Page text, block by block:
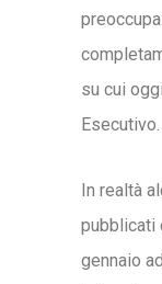
su cui
Esecutivo.
In realtà
pubblicati
gennaio